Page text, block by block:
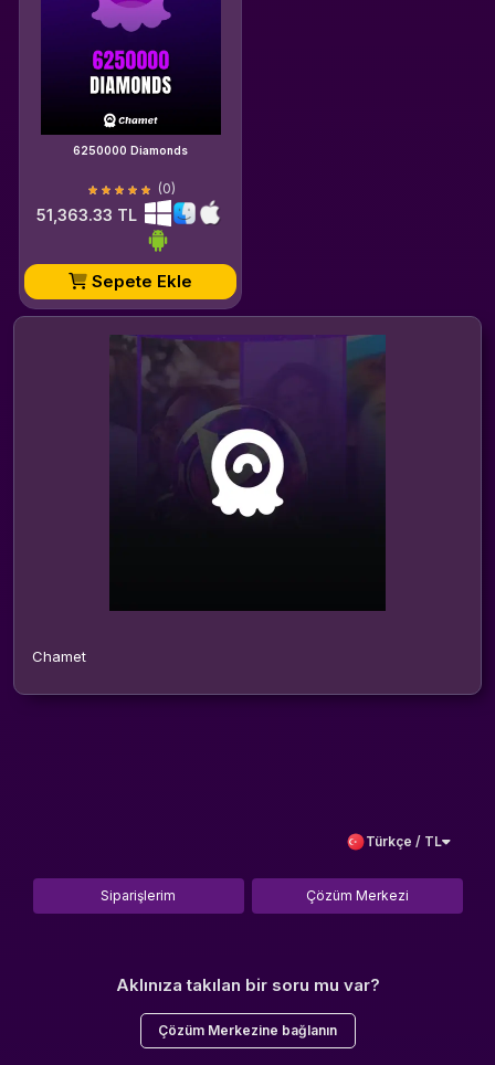
6250000 Diamonds
(0)
51,363.33 TL
Sepete Ekle
Chamet
Türkçe / TL
Siparişlerim Çözüm Merkezi
Aklınıza takılan bir soru mu var?
Çözüm Merkezine bağlanın